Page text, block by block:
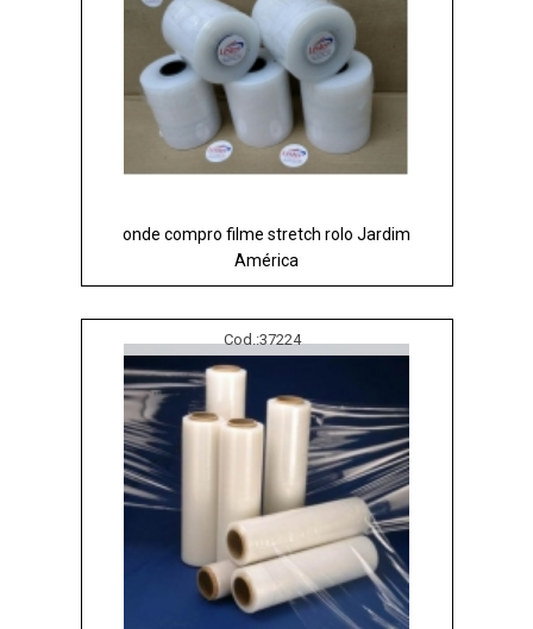
onde compro filme stretch rolo Jardim
América
Cod.:37224